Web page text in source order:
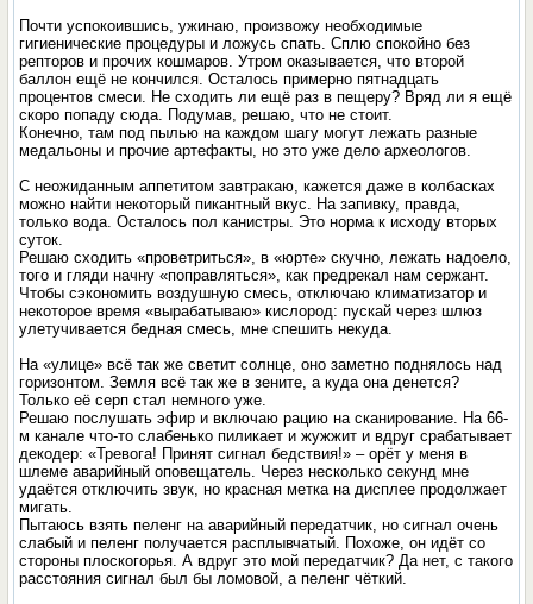
Почти успокоившись, ужинаю, произвожу необходимые
гигиенические процедуры и ложусь спать. Сплю спокойно без
репторов и прочих кошмаров. Утром оказывается, что второй
баллон ещё не кончился. Осталось примерно пятнадцать
процентов смеси. Не сходить ли ещё раз в пещеру? Вряд ли я ещё
скоро попаду сюда. Подумав, решаю, что не стоит.
Конечно, там под пылью на каждом шагу могут лежать разные
медальоны и прочие артефакты, но это уже дело археологов.
С неожиданным аппетитом завтракаю, кажется даже в колбасках
можно найти некоторый пикантный вкус. На запивку, правда,
только вода. Осталось пол канистры. Это норма к исходу вторых
суток.
Решаю сходить «проветриться», в «юрте» скучно, лежать надоело,
того и гляди начну «поправляться», как предрекал нам сержант.
Чтобы сэкономить воздушную смесь, отключаю климатизатор и
некоторое время «вырабатываю» кислород: пускай через шлюз
улетучивается бедная смесь, мне спешить некуда.
На «улице» всё так же светит солнце, оно заметно поднялось над
горизонтом. Земля всё так же в зените, а куда она денется?
Только её серп стал немного уже.
Решаю послушать эфир и включаю рацию на сканирование. На 66-
м канале что-то слабенько пиликает и жужжит и вдруг срабатывает
декодер: «Тревога! Принят сигнал бедствия!» – орёт у меня в
шлеме аварийный оповещатель. Через несколько секунд мне
удаётся отключить звук, но красная метка на дисплее продолжает
мигать.
Пытаюсь взять пеленг на аварийный передатчик, но сигнал очень
слабый и пеленг получается расплывчатый. Похоже, он идёт со
стороны плоскогорья. А вдруг это мой передатчик? Да нет, с такого
расстояния сигнал был бы ломовой, а пеленг чёткий.